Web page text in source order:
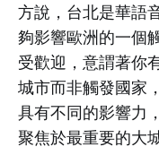
方說，台北是華語
夠影響歐洲的一個
受歡迎，意謂著你
城市而非觸發國家
具有不同的影響力
聚焦於最重要的大